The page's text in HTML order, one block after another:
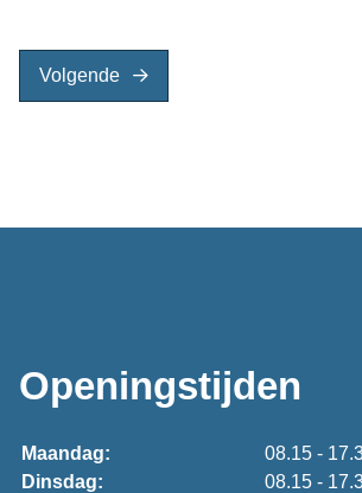
Volgende
Openingstijden
Maandag:
08.15 -
Dinsdag:
08.15 -